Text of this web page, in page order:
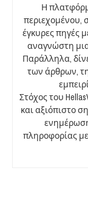
Η
περιεχομένου,
έγκυρες πηγές
αναγνώστη
Παράλληλα,
των άρθρων,
Στόχος του
και αξιόπιστο
πληροφορίας